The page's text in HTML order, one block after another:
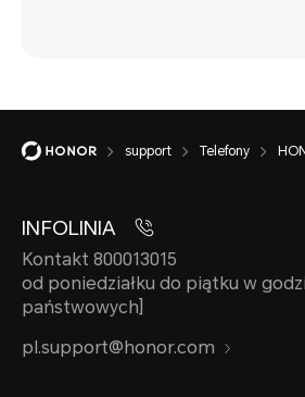
support Telefony
INFOLINIA
Kontakt 800013015
od poniedziałku do piątku w
państwowych]
pl.support@honor.com